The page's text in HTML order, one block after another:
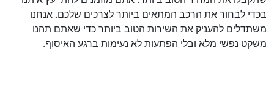
בכדי לבחור את הרכב המתאים ביותר לצרכים שלכם. אנחנו
משתדלים להעניק את השירות הטוב ביותר כדי שאתם תהנו
משקט נפשי מלא ובלי הפתעות לא נעימות ברגע האיסוף.